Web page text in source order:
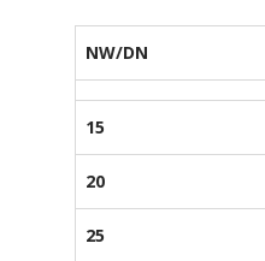
NW/DN
15
20
25